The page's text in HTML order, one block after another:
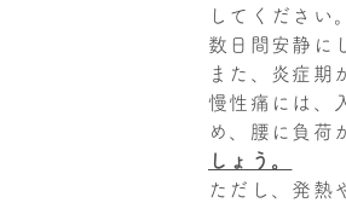
してください。
数日間安静に
また、炎症期
慢性痛には、
め、腰に負荷
しょう。
ただし、発熱